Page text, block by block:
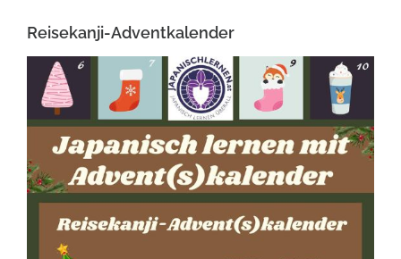
Reisekanji-Adventkalender